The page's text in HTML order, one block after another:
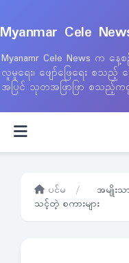
Myanmar Cele
Myanamr Cele News က နေ့စ
လူမှုရေး၊ ဖျော်ဖြေရေး စသည့်
အပြင် သုတအဖြာဖြာ စသည့်က
ပင်မ /
အမျိုး
သင့်တဲ့ စကားများ